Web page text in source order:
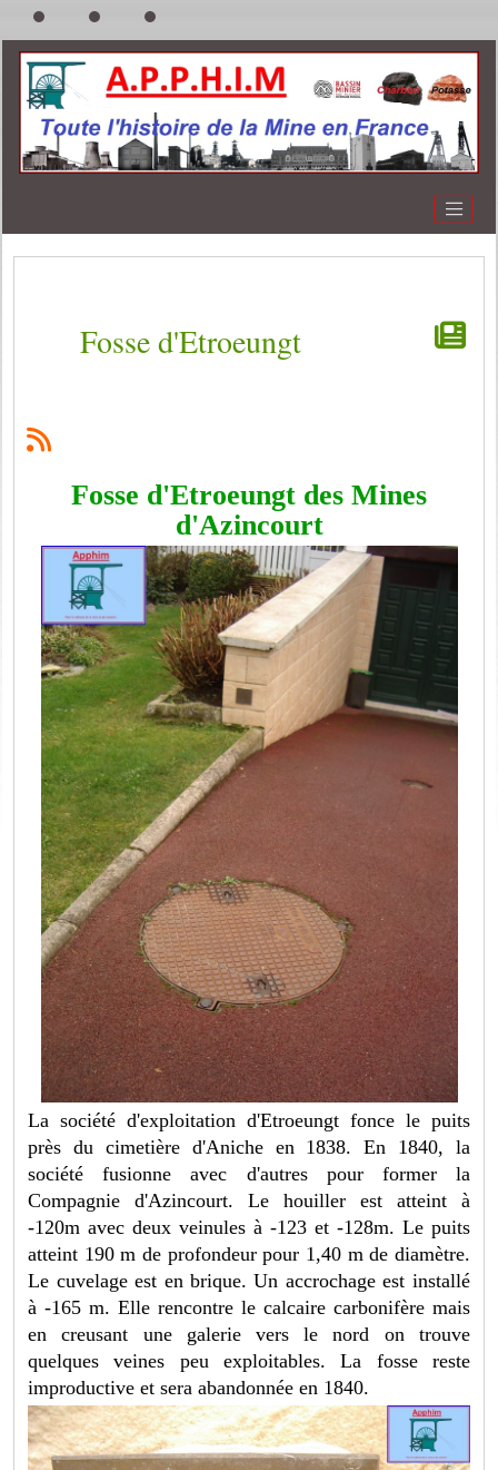
Fosse d'Etroeungt
Fosse d'Etroeungt des Mines
d'Azincourt
La société d'exploitation d'Etroeungt fonce le puits
près du cimetière d'Aniche en 1838. En 1840, la
société fusionne avec d'autres pour former la
Compagnie d'Azincourt. Le houiller est atteint à
-120m avec deux veinules à -123 et -128m. Le puits
atteint 190 m de profondeur pour 1,40 m de diamètre.
Le cuvelage est en brique. Un accrochage est installé
à -165 m. Elle rencontre le calcaire carbonifère mais
en creusant une galerie vers le nord on trouve
quelques veines peu exploitables. La fosse reste
improductive et sera abandonnée en 1840.